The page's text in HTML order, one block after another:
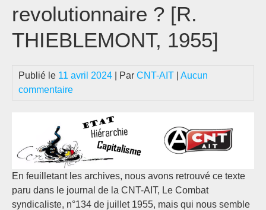
revolutionnaire ? [R.
THIEBLEMONT, 1955]
Publié le 11 avril 2024 | Par CNT-AIT
Aucun
commentaire
En feuilletant les archives, nous avons retrouvé ce texte
paru dans le journal de la CNT-AIT, Le Combat
syndicaliste, n°134 de juillet 1955, mais qui nous semble